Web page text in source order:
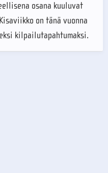
osana kuuluvat
on tänä vuonna
kilpailutapahtumaksi.